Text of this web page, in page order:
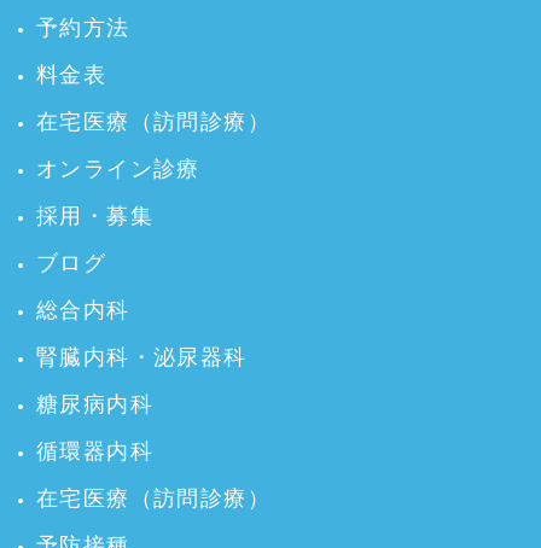
予約方法
料金表
在宅医療（訪問診療）
オンライン診療
採用・募集
ブログ
総合内科
腎臓内科・泌尿器科
糖尿病内科
循環器内科
在宅医療（訪問診療）